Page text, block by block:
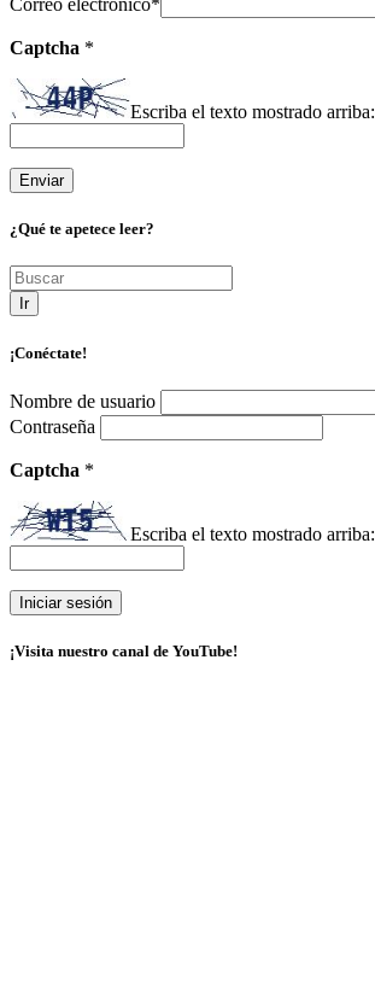
Captcha *
Escriba el texto mostrado arriba:
¿Qué te apetece leer?
Ir
¡Conéctate!
Nombre de usuario
Contraseña
Captcha *
Escriba el texto mostrado arriba:
¡Visita nuestro canal de YouTube!